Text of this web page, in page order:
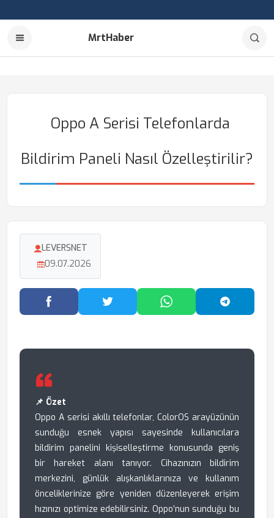
MrtHaber
Oppo A Serisi Telefonlarda
Bildirim Paneli Nasıl Özelleştirilir?
LEVERSNET
09.07.2026
Facebook'ta PaylaşTwitter'da PaylaşWhatsApp'ta Paylaş
📌 Özet
Oppo A serisi akıllı telefonlar, ColorOS arayüzünün
sunduğu esnek yapısı sayesinde kullanıcılara
bildirim panelini kişiselleştirme konusunda geniş
bir hareket alanı tanıyor. Cihazınızın bildirim
merkezini, günlük alışkanlıklarınıza ve kullanım
önceliklerinize göre yeniden düzenleyerek erişim
hızınızı optimize edebilirsiniz. Oppo’nun sunduğu bu